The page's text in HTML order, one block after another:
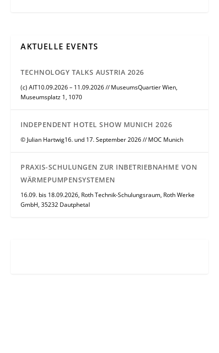
AKTUELLE EVENTS
TECHNOLOGY TALKS AUSTRIA 2026
(c) AIT10.09.2026 – 11.09.2026 // MuseumsQuartier Wien,
Museumsplatz 1, 1070
INDEPENDENT HOTEL SHOW MUNICH 2026
© Julian Hartwig16. und 17. September 2026 // MOC Munich
PRAXIS-SCHULUNGEN ZUR INBETRIEBNAHME VON
WÄRMEPUMPENSYSTEMEN
16.09. bis 18.09.2026, Roth Technik-Schulungsraum, Roth Werke
GmbH, 35232 Dautphetal